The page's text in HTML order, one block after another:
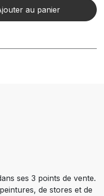
au panier
ses 3 points de vente.
de stores et de